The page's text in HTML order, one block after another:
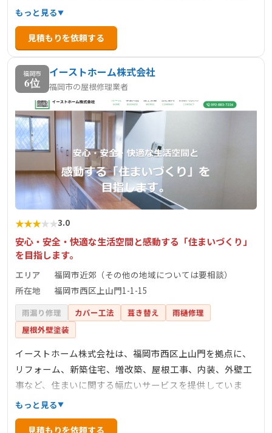
雨どいの詰まり、雨漏りなど、屋根に関するお悩みに迅速
かつ丁寧に対応しています。瓦各種、コロニアル、シング
ル、ガルバ鋼板、雨どいなど、屋根に関する幅広いサービ
スを提供しており、地域密着型の信頼できる企業として評
価されています。
もっと見る
見積もりを依頼する
福岡市
6位
イーストホーム株式会社
福岡市の屋根修理業者
★★★★★3.0
安心・安全・快適な生活空間と感動する「住まいづくり」
を目指します。
エリア
福岡市近郊（その他の地域については要相談）
所在地
福岡市西区上山門1-1-15
雨漏り修理 カバー工法 葺き替え
雨樋修理
屋根外壁塗装
イーストホーム株式会社は、福岡市西区上山門を拠点に、
リフォーム、新築住宅、増改築、屋根工事、内装、外壁工
事など、住まいに関する幅広いサービスを提供していま
す。お客様のライフスタイルの変化に合わせた最適な住ま
いの提案を行い、経験豊富な職人が施工を担当します。自
もっと見る
見積もりを依頼する